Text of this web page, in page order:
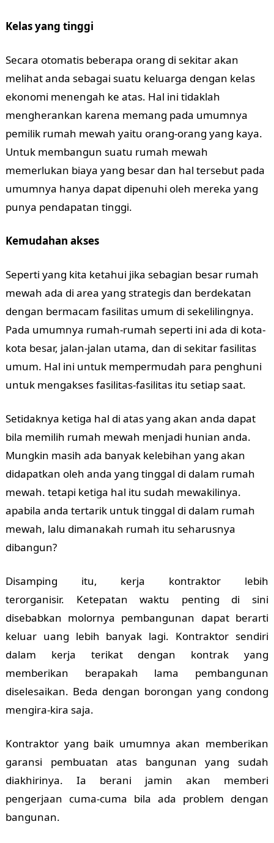
Kelas yang tinggi
Secara otomatis beberapa orang di sekitar akan
melihat anda sebagai suatu keluarga dengan kelas
ekonomi menengah ke atas. Hal ini tidaklah
mengherankan karena memang pada umumnya
pemilik rumah mewah yaitu orang-orang yang kaya.
Untuk membangun suatu rumah mewah
memerlukan biaya yang besar dan hal tersebut pada
umumnya hanya dapat dipenuhi oleh mereka yang
punya pendapatan tinggi.
Kemudahan akses
Seperti yang kita ketahui jika sebagian besar rumah
mewah ada di area yang strategis dan berdekatan
dengan bermacam fasilitas umum di sekelilingnya.
Pada umumnya rumah-rumah seperti ini ada di kota-
kota besar, jalan-jalan utama, dan di sekitar fasilitas
umum. Hal ini untuk mempermudah para penghuni
untuk mengakses fasilitas-fasilitas itu setiap saat.
Setidaknya ketiga hal di atas yang akan anda dapat
bila memilih rumah mewah menjadi hunian anda.
Mungkin masih ada banyak kelebihan yang akan
didapatkan oleh anda yang tinggal di dalam rumah
mewah. tetapi ketiga hal itu sudah mewakilinya.
apabila anda tertarik untuk tinggal di dalam rumah
mewah, lalu dimanakah rumah itu seharusnya
dibangun?
Disamping itu, kerja kontraktor lebih
terorganisir. Ketepatan waktu penting di sini
disebabkan molornya pembangunan dapat berarti
keluar uang lebih banyak lagi. Kontraktor sendiri
dalam kerja terikat dengan kontrak yang
memberikan berapakah lama pembangunan
diselesaikan. Beda dengan borongan yang condong
mengira-kira saja.
Kontraktor yang baik umumnya akan memberikan
garansi pembuatan atas bangunan yang sudah
diakhirinya. Ia berani jamin akan memberi
pengerjaan cuma-cuma bila ada problem dengan
bangunan.